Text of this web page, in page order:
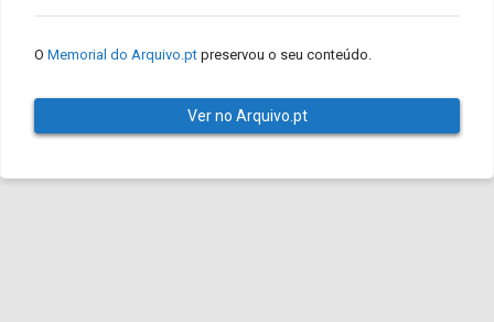
O Memorial do Arquivo.pt preservou o seu conteúdo.
Ver no Arquivo.pt